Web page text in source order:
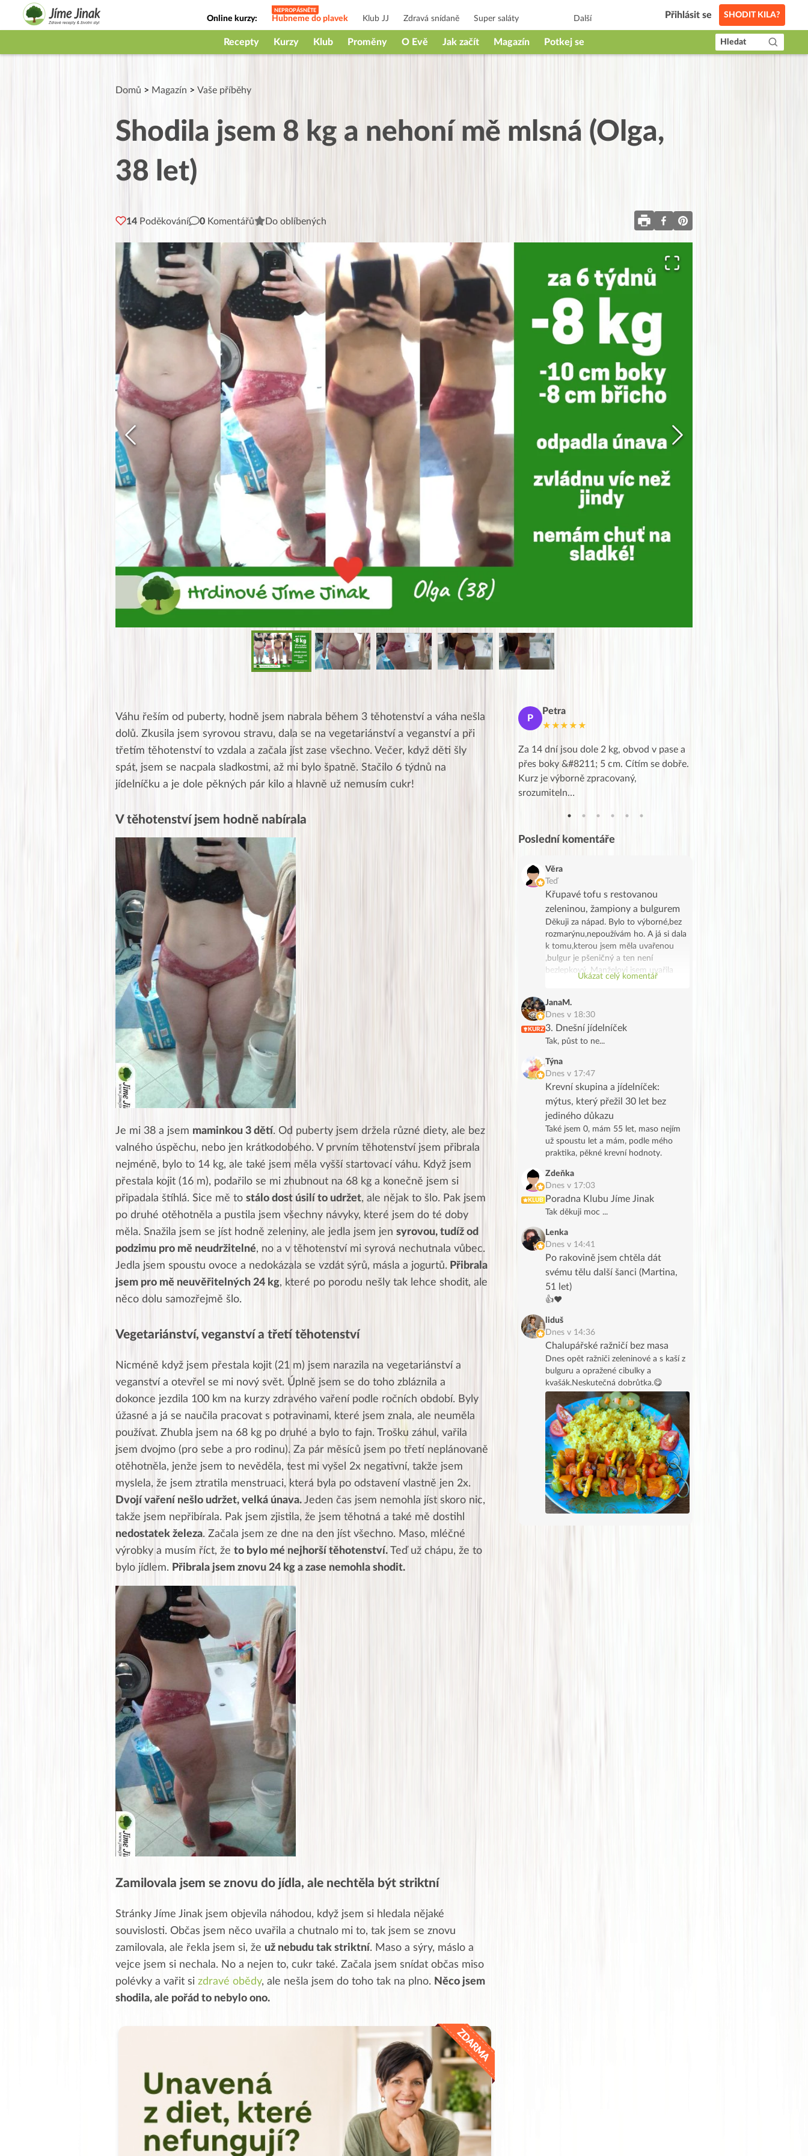
Online kurzy: Hubneme do plavek Klub JJ Zdravá snídaně Super saláty
Jak na babičky
Další Přihlásit se SHODIT KILA?
Recepty Kurzy Klub Proměny O Evě Jak začít Magazín Potkej se Hledat
Domů > Magazín > Vaše příběhy
Shodila jsem 8 kg a nehoní mě mlsná (Olga,
38 let)
14 Poděkování 0 Komentářů Do oblíbených
Váhu řeším od puberty, hodně jsem nabrala během 3 těhotenství a váha nešla
dolů. Zkusila jsem syrovou stravu, dala se na vegetariánství a veganství a při
třetím těhotenství to vzdala a začala jíst zase všechno. Večer, když děti šly
spát, jsem se nacpala sladkostmi, až mi bylo špatně. Stačilo 6 týdnů na
jídelníčku a je dole pěkných pár kilo a hlavně už nemusím cukr!
V těhotenství jsem hodně nabírala
Je mi 38 a jsem maminkou 3 dětí. Od puberty jsem držela různé diety, ale bez
valného úspěchu, nebo jen krátkodobého. V prvním těhotenství jsem přibrala
nejméně, bylo to 14 kg, ale také jsem měla vyšší startovací váhu. Když jsem
přestala kojit (16 m), podařilo se mi zhubnout na 68 kg a konečně jsem si
připadala štíhlá. Sice mě to stálo dost úsilí to udržet, ale nějak to šlo. Pak jsem
po druhé otěhotněla a pustila jsem všechny návyky, které jsem do té doby
měla. Snažila jsem se jíst hodně zeleniny, ale jedla jsem jen syrovou, tudíž od
podzimu pro mě neudržitelné, no a v těhotenství mi syrová nechutnala vůbec.
Jedla jsem spoustu ovoce a nedokázala se vzdát sýrů, másla a jogurtů. Přibrala
jsem pro mě neuvěřitelných 24 kg, které po porodu nešly tak lehce shodit, ale
něco dolu samozřejmě šlo.
Vegetariánství, veganství a třetí těhotenství
Nicméně když jsem přestala kojit (21 m) jsem narazila na vegetariánství a
veganství a otevřel se mi nový svět. Úplně jsem se do toho zbláznila a
dokonce jezdila 100 km na kurzy zdravého vaření podle ročních období. Byly
úžasné a já se naučila pracovat s potravinami, které jsem znala, ale neuměla
používat. Zhubla jsem na 68 kg po druhé a bylo to fajn. Trošku záhul, vařila
jsem dvojmo (pro sebe a pro rodinu). Za pár měsíců jsem po třetí neplánovaně
otěhotněla, jenže jsem to nevěděla, test mi vyšel 2x negativní, takže jsem
myslela, že jsem ztratila menstruaci, která byla po odstavení vlastně jen 2x.
Dvojí vaření nešlo udržet, velká únava. Jeden čas jsem nemohla jíst skoro nic,
takže jsem nepřibírala. Pak jsem zjistila, že jsem těhotná a také mě dostihl
nedostatek železa. Začala jsem ze dne na den jíst všechno. Maso, mléčné
výrobky a musím říct, že to bylo mé nejhorší těhotenství. Teď už chápu, že to
bylo jídlem. Přibrala jsem znovu 24 kg a zase nemohla shodit.
Zamilovala jsem se znovu do jídla, ale nechtěla být striktní
Stránky Jíme Jinak jsem objevila náhodou, když jsem si hledala nějaké
souvislosti. Občas jsem něco uvařila a chutnalo mi to, tak jsem se znovu
zamilovala, ale řekla jsem si, že už nebudu tak striktní. Maso a sýry, máslo a
vejce jsem si nechala. No a nejen to, cukr také. Začala jsem snídat občas miso
polévky a vařit si zdravé obědy, ale nešla jsem do toho tak na plno. Něco jsem
shodila, ale pořád to nebylo ono.
J
Jana
Moc Vám všem děkuji za krásný pátek,
obzvlášť velké poděkování, obdiv a
uznání pro hlavní dvojici Peťa a Gábi!! 👏
P
Petra
★★★★★
Za 14 dní jsou dole 2 kg, obvod v pase a
přes boky &#8211; 5 cm. Cítím se dobře.
Kurz je výborně zpracovaný,
srozumiteln…
Poslední komentáře
Věra
Teď
Křupavé tofu s restovanou
zeleninou, žampiony a bulgurem
Děkuji za nápad. Bylo to výborné,bez
rozmarýnu,nepoužívám ho. A já si dala
k tomu,kterou jsem měla uvařenou
,bulgur je pšeničný a ten není
bezlepkový. Manželovi jsem uvařila
bramborové noky .Bylo to chutné a
spotřebovat žampiony a tak se stalo.
Děkuji, manžel na tofu říkal že vypadá
jak škvarky,měla jsem marinované a
ochutila jsem ho trochu Tamaris.
Ukázat celý komentář
KURZ
JanaM.
Dnes v 18:30
3. Dnešní jídelníček
Tak, půst to ne...
Týna
Dnes v 17:47
Krevní skupina a jídelníček:
mýtus, který přežil 30 let bez
jediného důkazu
Také jsem 0, mám 55 let, maso nejím
už spoustu let a mám, podle mého
praktika, pěkné krevní hodnoty.
KLUB
Zdeňka
Dnes v 17:03
Poradna Klubu Jíme Jinak
Tak děkuji moc ...
Lenka
Dnes v 14:41
Po rakovině jsem chtěla dát
svému tělu další šanci (Martina,
51 let)
👍❤️
liduš
Dnes v 14:36
Chalupářské ražničí bez masa
Dnes opět ražniči zeleninové a s kaší z
bulguru a opražené cibulky a
kvašák.Neskutečná dobrůtka.😋